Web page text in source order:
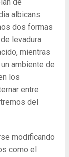
albicans.
dos formas
levadura
mientras
ambiente de
los
entre
del
modificando
como el